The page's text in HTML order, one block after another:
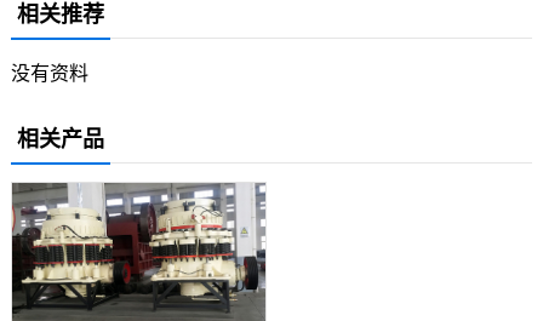
相关推荐
没有资料
相关产品